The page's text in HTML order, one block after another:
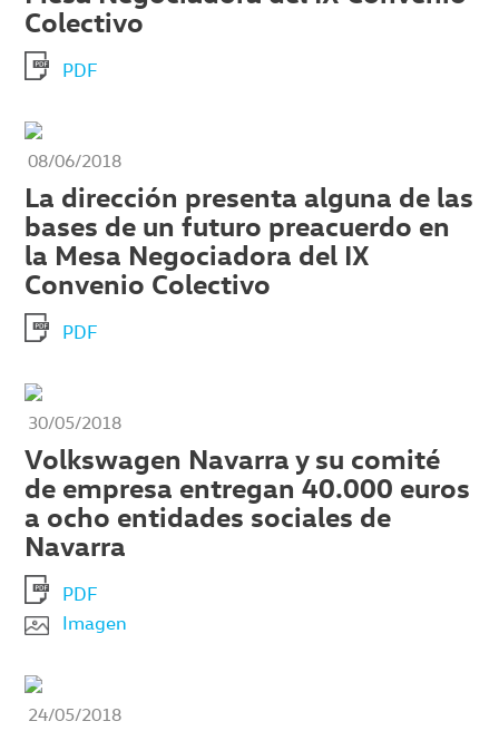
Colectivo
PDF
08/06/2018
La dirección presenta alguna de las
bases de un futuro preacuerdo en
la Mesa Negociadora del IX
Convenio Colectivo
PDF
30/05/2018
Volkswagen Navarra y su comité
de empresa entregan 40.000 euros
a ocho entidades sociales de
Navarra
PDF
Imagen
24/05/2018